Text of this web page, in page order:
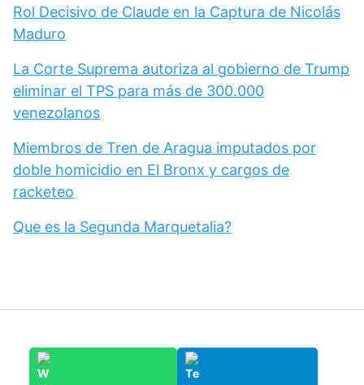
Rol Decisivo de Claude en la Captura de Nicolás
Maduro
La Corte Suprema autoriza al gobierno de Trump
eliminar el TPS para más de 300.000
venezolanos
Miembros de Tren de Aragua imputados por
doble homicidio en El Bronx y cargos de
racketeo
Que es la Segunda Marquetalia?